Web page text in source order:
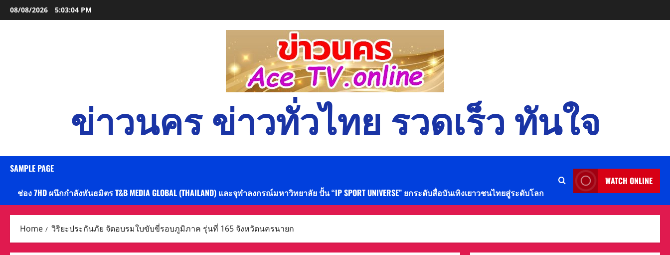
Skip
to
08/08/2026 5:03:05 PM
ข่าวนคร ข่าวทั่วไทย รวดเร็ว ทันใจ
SAMPLE PAGE
ช่อง 7HD ผนึกกำลังพันธมิตร T&B MEDIA GLOBAL (THAILAND) และจุฬาลงกรณ์มหาวิทยาลัย ปั้น “IP SPORT UNIVERSE” ยกระดับสื่อบันเทิงเยาวชนไทยสู่ระดับโลก
WATCH ONLINE
Home วิริยะประกันภัย จัดอบรมใบขับขี่รอบภูมิภาค รุ่นที่ 165 จังหวัดนครนายก